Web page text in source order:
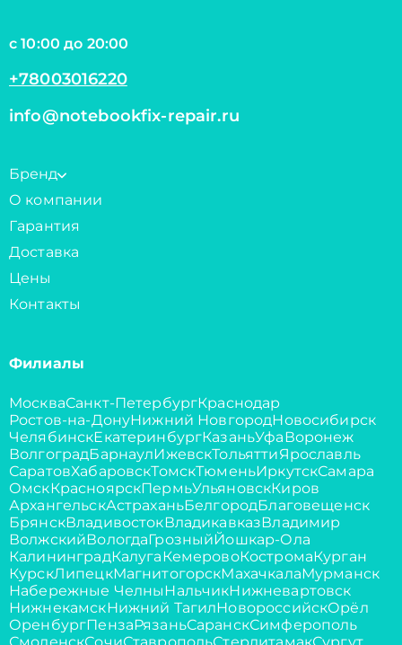
с 10:00 до 20:00
+78003016220
info@notebookfix-repair.ru
Бренд
О компании
Гарантия
Доставка
Цены
Контакты
Филиалы
МоскваСанкт-ПетербургКраснодар
Ростов-на-ДонуНижний НовгородНовосибирск
ЧелябинскЕкатеринбургКазаньУфаВоронеж
ВолгоградБарнаулИжевскТольяттиЯрославль
СаратовХабаровскТомскТюменьИркутскСамара
ОмскКрасноярскПермьУльяновскКиров
АрхангельскАстраханьБелгородБлаговещенск
БрянскВладивостокВладикавказВладимир
ВолжскийВологдаГрозныйЙошкар-Ола
КалининградКалугаКемеровоКостромаКурган
КурскЛипецкМагнитогорскМахачкалаМурманск
Набережные ЧелныНальчикНижневартовск
НижнекамскНижний ТагилНовороссийскОрёл
ОренбургПензаРязаньСаранскСимферополь